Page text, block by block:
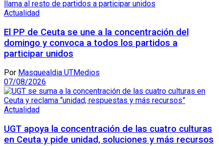
Actualidad
El PP de Ceuta se une a la concentración del
domingo y convoca a todos los partidos a
participar unidos
Por Masquealdia UTMedios
07/08/2026
Actualidad
UGT apoya la concentración de las cuatro culturas
en Ceuta y pide unidad, soluciones y más recursos